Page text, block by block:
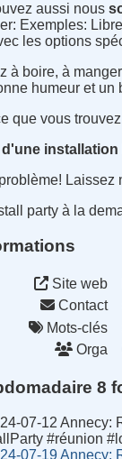
aussi nous
Exemples:
les options
à boire, à
humeur et un
que vous
d'une
Laissez
party à la
Site web
Contact
Mots-clés
Orga
8
07-12 Annecy:
#réunion
07-19 Annecy: